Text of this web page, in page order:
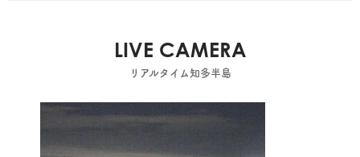
LIVE CAMERA
リアルタイム知多半島